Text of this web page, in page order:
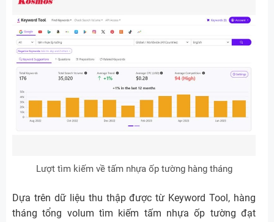
Lượt tìm kiếm về tấm nhựa ốp tường hàng tháng
Dựa trên dữ liệu thu thập được từ Keyword Tool, hàng
tháng tổng volum tìm kiếm tấm nhựa ốp tường đạt